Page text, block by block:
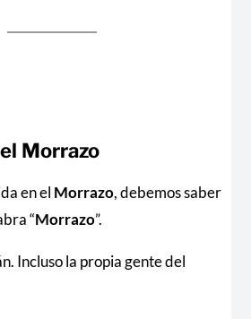
Morrazo
en el Morrazo, debemos saber
“Morrazo”.
Incluso la propia gente del